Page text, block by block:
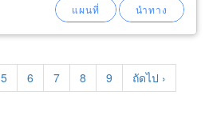
Page
5 Page
6 Page
7 Page
8 Page
9
Next
page
ถัดไป ›